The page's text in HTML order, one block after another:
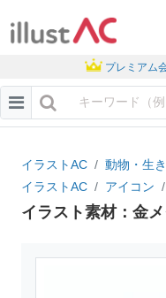
プレミアム
イラストAC 動物・生
イラストAC
アイコン
イラスト素材：金